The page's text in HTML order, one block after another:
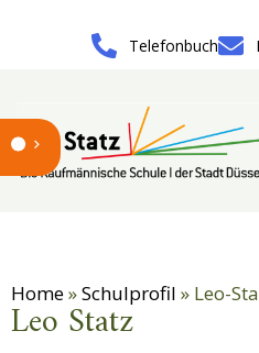
Telefonbuch
Home»Schulprofil » Leo-
Leo Statz